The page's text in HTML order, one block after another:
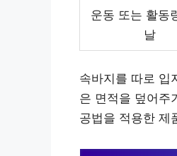
운동 또는 활동
날
속바지를 따로 입
은 면적을 덮어주
공법을 적용한 제